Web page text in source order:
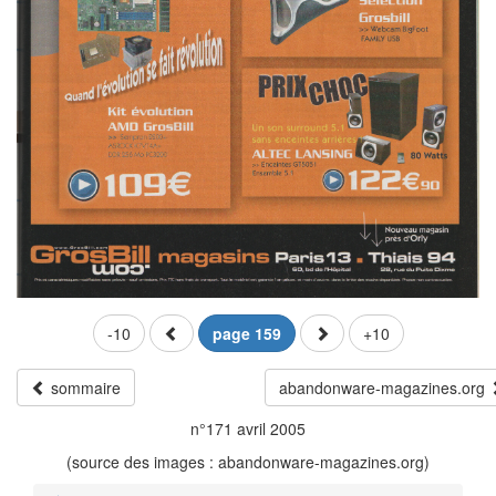
-10 page 159 +10
sommaire
abandonware-magazines.org
n°171 avril 2005
(source des images : abandonware-magazines.org)